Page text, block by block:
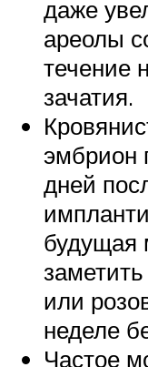
даже
ареолы
течение
зачатия.
эмбрион
дней
будущая
или
неделе
Частое